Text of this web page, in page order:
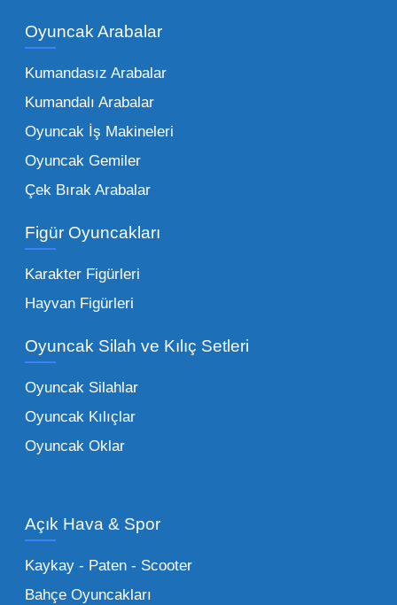
kadar zengindir. Bir mağazanın veya eğitim
çeşitliliği ile doğru orantılıdır. İşte Mega
Oyuncak bünyesinde öne çıkan ve en çok
tercih edilen kategorilerimiz:
Peluş Oyuncaklar:
vazgeçilmezi olan yumuşak dokulu sevilen
seçeneklerimizi keşfederek koleksiyonunuza
en sevilen karakterleri ekleyebilirsiniz.
Eğitici Setler:
tarafından tercih edilentoptan eğitici
ebeveynlerin son yıllarda en çok satın aldığı
ürün grupları arasında yer almaktadır.
Oyuncak Araçlar:
stok imkanımızla sunulmaktadır.
Küçük Oyuncaklar:
sağlayan toptan küçük oyuncaklar, bakkallar,
Oyuncak Arabalar
Kumandasız Arabalar
Kumandalı Arabalar
Oyuncak İş Makineleri
Oyuncak Gemiler
Çek Bırak Arabalar
Figür Oyuncakları
Karakter Figürleri
Hayvan Figürleri
Oyuncak Silah ve Kılıç Setleri
Oyuncak Silahlar
Oyuncak Kılıçlar
Oyuncak Oklar
Açık Hava & Spor
Kaykay - Paten - Scooter
Bahçe Oyuncakları